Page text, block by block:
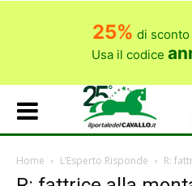
25% di
Usa il codice
Home L’Esperto Risponde R: